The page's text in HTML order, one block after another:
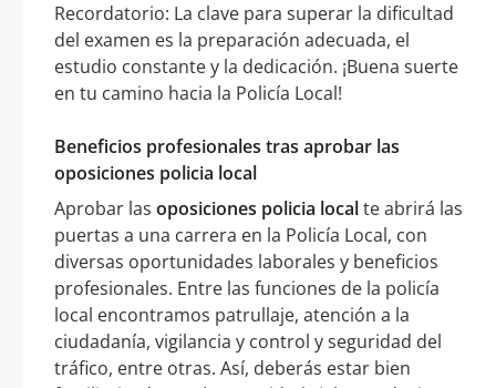
Recordatorio: La clave para superar la dificultad
del examen es la preparación adecuada, el
estudio constante y la dedicación. ¡Buena suerte
en tu camino hacia la Policía Local!
Beneficios profesionales tras aprobar las
oposiciones policia local
Aprobar las oposiciones policia localte abrirá las
puertas a una carrera en la Policía Local, con
diversas oportunidades laborales y beneficios
profesionales. Entre las funciones de la policía
local encontramos patrullaje, atención a la
ciudadanía, vigilancia y control y seguridad del
tráfico, entre otras. Así, deberás estar bien